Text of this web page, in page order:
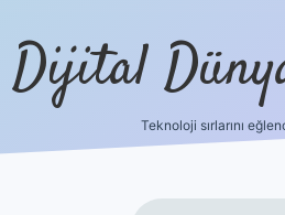
Dijital
Teknoloji sırlarını